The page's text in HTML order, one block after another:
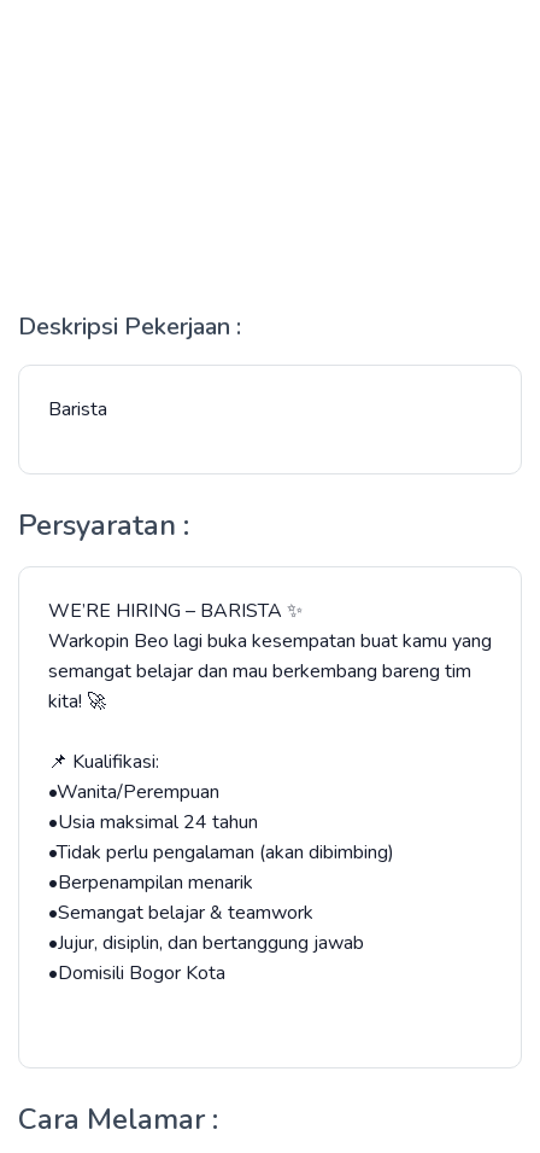
Deskripsi Pekerjaan :
Barista
Persyaratan :
WE’RE HIRING – BARISTA ✨
Warkopin Beo lagi buka kesempatan buat kamu yang
semangat belajar dan mau berkembang bareng tim
kita! 🚀
📌 Kualifikasi:
•Wanita/Perempuan
•Usia maksimal 24 tahun
•Tidak perlu pengalaman (akan dibimbing)
•Berpenampilan menarik
•Semangat belajar & teamwork
•Jujur, disiplin, dan bertanggung jawab
•Domisili Bogor Kota
Cara Melamar :